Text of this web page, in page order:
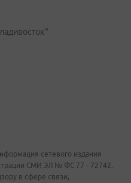
сетевого издания
СМИ ЭЛ № ФС 77 - 72742,
в сфере связи,